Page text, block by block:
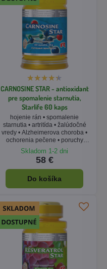
CARNOSINE STAR - antioxidant
pre spomalenie starnutia,
Starlife 60 kaps
hojenie rán • spomalenie
starnutia • artritída • žalúdočné
vredy • Alzheimerova choroba •
ochorenia pečene • poruchy
spánku
Skladom 1-2 dni
58 €
Do košíka